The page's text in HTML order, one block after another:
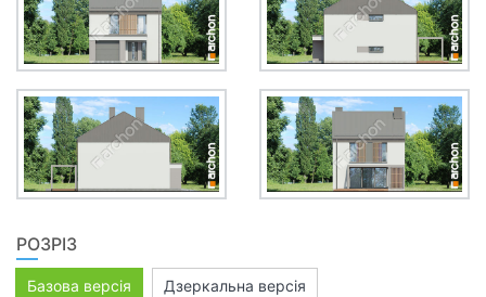
РОЗРІЗ
Базова версія Дзеркальна версія